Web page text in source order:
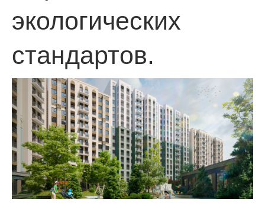
экологических
стандартов.